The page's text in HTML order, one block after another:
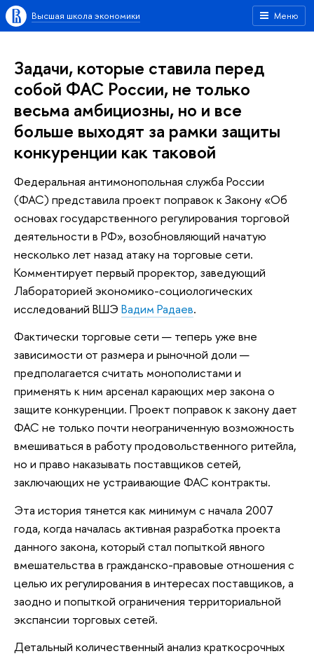
Меню
Высшая школа экономики
Задачи, которые ставила перед
собой ФАС России, не только
весьма амбициозны, но и все
больше выходят за рамки защиты
конкуренции как таковой
Федеральная антимонопольная служба России
(ФАС) представила проект поправок к Закону «Об
основах государственного регулирования торговой
деятельности в РФ», возобновляющий начатую
несколько лет назад атаку на торговые сети.
Комментирует первый проректор, заведующий
Лабораторией экономико-социологических
исследований ВШЭ Вадим Радаев.
Фактически торговые сети — теперь уже вне
зависимости от размера и рыночной доли —
предполагается считать монополистами и
применять к ним арсенал карающих мер закона о
защите конкуренции. Проект поправок к закону дает
ФАС не только почти неограниченную возможность
вмешиваться в работу продовольственного ритейла,
но и право наказывать поставщиков сетей,
заключающих не устраивающие ФАС контракты.
Эта история тянется как минимум с начала 2007
года, когда началась активная разработка проекта
данного закона, который стал попыткой явного
вмешательства в гражданско-правовые отношения с
целью их регулирования в интересах поставщиков, а
заодно и попыткой ограничения территориальной
экспансии торговых сетей.
Детальный количественный анализ краткосрочных